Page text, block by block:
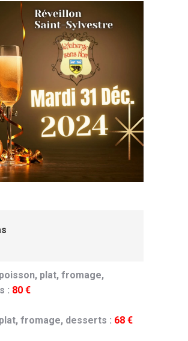
plat, fromage,
: 80 €
fromage, desserts : 68 €